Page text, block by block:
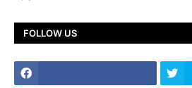
FOLLOW US